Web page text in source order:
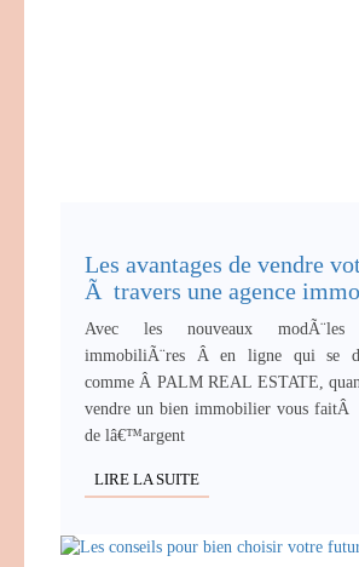
Les avantages de vendre
Ã travers une agence
Avec les nouveaux modÃ¨les
immobiliÃ¨res Â en ligne qui se
comme Â PALM REAL ESTATE,
vendre un bien immobilier vous
de lâ€™argent
LIRE LA SUITE